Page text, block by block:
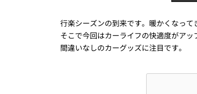
行楽シーズンの到来です。暖かくなって
そこで今回はカーライフの快適度がア
間違いなしのカーグッズに注目です。